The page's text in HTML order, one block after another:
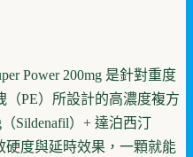
Power 200mg 是針對重度
PE）所設計的高濃度複方
Sildenafil）+ 達泊西汀
硬度與延時效果，一顆就能